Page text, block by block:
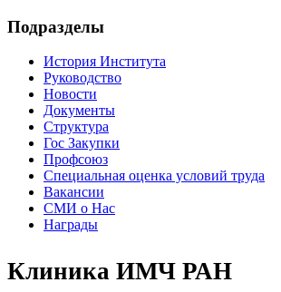
Подразделы
История Института
Руководство
Новости
Документы
Структура
Гос Закупки
Профсоюз
Специальная оценка условий труда
Вакансии
СМИ о Нас
Награды
Клиника ИМЧ РАН